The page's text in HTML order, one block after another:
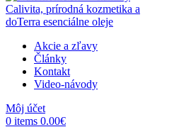
Akcie a zľavy
Články
Kontakt
Video-návody
Môj účet
0 items 0.00€